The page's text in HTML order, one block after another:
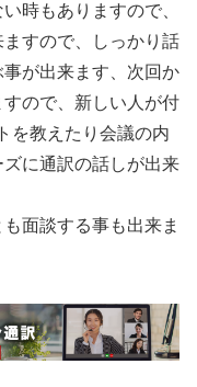
時もありますので、
ますので、しっかり話
が出来ます、次回か
ので、新しい人が付
を教えたり会議の内
に通訳の話しが出来
面談する事も出来ま